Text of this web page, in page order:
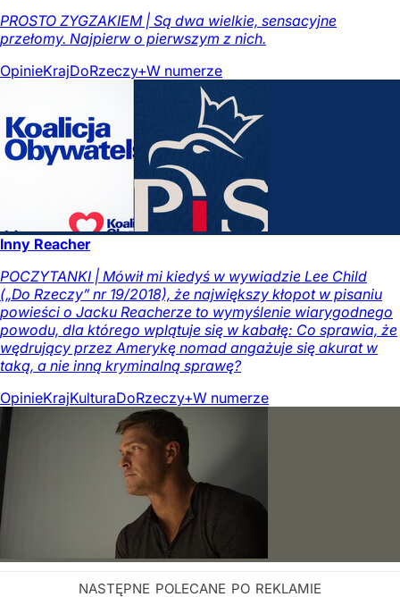
PROSTO ZYGZAKIEM | Są dwa wielkie, sensacyjne
przełomy. Najpierw o pierwszym z nich.
OpinieKrajDoRzeczy+W numerze
Inny Reacher
POCZYTANKI | Mówił mi kiedyś w wywiadzie Lee Child
(„Do Rzeczy” nr 19/2018), że największy kłopot w pisaniu
powieści o Jacku Reacherze to wymyślenie wiarygodnego
powodu, dla którego wplątuje się w kabałę: Co sprawia, że
wędrujący przez Amerykę nomad angażuje się akurat w
taką, a nie inną kryminalną sprawę?
OpinieKrajKulturaDoRzeczy+W numerze